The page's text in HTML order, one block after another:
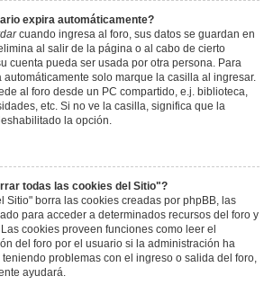
expira automáticamente?
cuando ingresa al foro, sus datos se guardan en
al salir de la página o al cabo de cierto
cuenta pueda ser usada por otra persona. Para
solo marque la casilla al ingresar.
al foro desde un PC compartido, e.j. biblioteca,
etc. Si no ve la casilla, significa que la
la opción.
todas las cookies del Sitio"?
Sitio" borra las cookies creadas por phpBB, las
para acceder a determinados recursos del foro y
cookies proveen funciones como leer el
del foro por el usuario si la administración ha
problemas con el ingreso o salida del foro,
ayudará.